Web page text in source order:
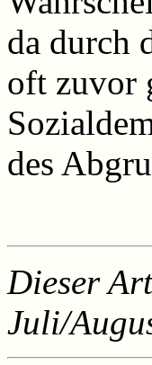
da durch
oft zuvor
des
Dieser
Juli/